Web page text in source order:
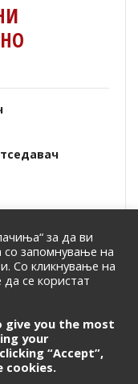
Асоцијација
за да ви
запомнување на
Со кликнување на
да се користат
give you the most
your
“Accept”,
cookies.